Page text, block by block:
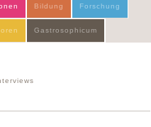
Bildung Forschung
Gastrosophicum